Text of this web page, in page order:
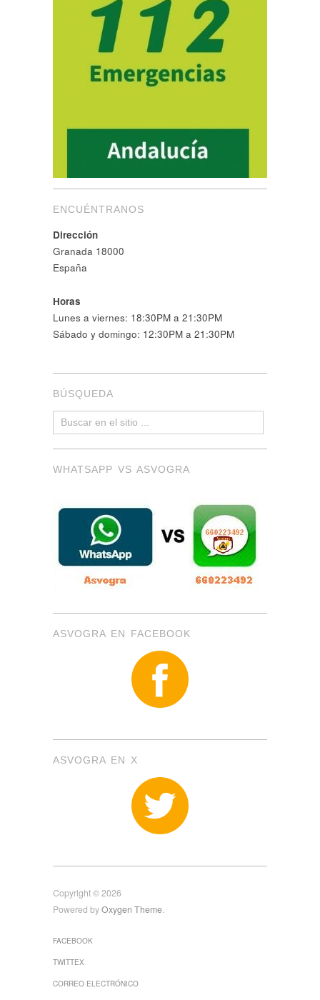
ENCUÉNTRANOS
Dirección
Granada 18000
España
Horas
Lunes a viernes: 18:30PM a 21:30PM
Sábado y domingo: 12:30PM a 21:30PM
BÚSQUEDA
WHATSAPP VS ASVOGRA
ASVOGRA EN FACEBOOK
ASVOGRA EN X
Copyright © 2026
Powered byOxygen Theme.
FACEBOOK
TWITTEX
CORREO ELECTRÓNICO